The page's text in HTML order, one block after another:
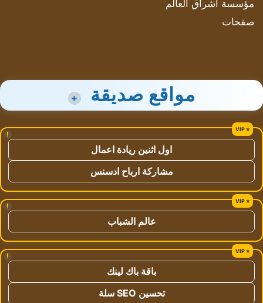
مؤسسة اشراق العالم
صفحات
مواقع صديقة +
!
اول اثنين ريادة اعمال
مشاركة ارباح ادسنس
!
عالم الشباب
!
باقة باك لينك
تحسين SEO سلة